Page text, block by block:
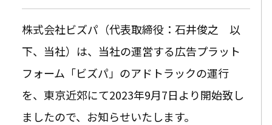
株式会社ビズパ（代表取締役：石井俊之 以
下、当社）は、当社の運営する広告プラット
フォーム「ビズパ」のアドトラックの運行
を、東京近郊にて2023年9月7日より開始致し
ましたので、お知らせいたします。